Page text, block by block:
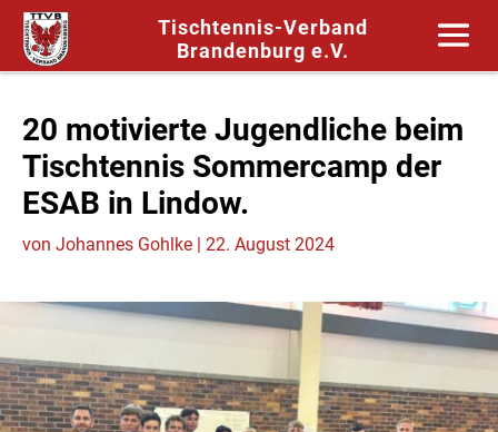
Tischtennis-Verband
Brandenburg e.V.
20 motivierte Jugendliche beim
Tischtennis Sommercamp der
ESAB in Lindow.
von Johannes Gohlke | 22. August 2024